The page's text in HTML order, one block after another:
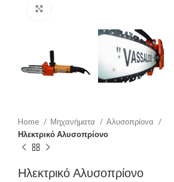
Home Μηχανήματα
Αλυσοπρίονα
Ηλεκτρικό Αλυσοπρίονο
Ηλεκτρικό Αλυσοπρίονο